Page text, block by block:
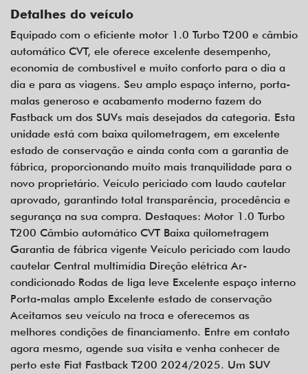
Detalhes do veículo
Equipado com o eficiente motor 1.0 Turbo T200 e câmbio
automático CVT, ele oferece excelente desempenho,
economia de combustível e muito conforto para o dia a
dia e para as viagens. Seu amplo espaço interno, porta-
malas generoso e acabamento moderno fazem do
Fastback um dos SUVs mais desejados da categoria. Esta
unidade está com baixa quilometragem, em excelente
estado de conservação e ainda conta com a garantia de
fábrica, proporcionando muito mais tranquilidade para o
novo proprietário. Veículo periciado com laudo cautelar
aprovado, garantindo total transparência, procedência e
segurança na sua compra. Destaques: Motor 1.0 Turbo
T200 Câmbio automático CVT Baixa quilometragem
Garantia de fábrica vigente Veículo periciado com laudo
cautelar Central multimídia Direção elétrica Ar-
condicionado Rodas de liga leve Excelente espaço interno
Porta-malas amplo Excelente estado de conservação
Aceitamos seu veículo na troca e oferecemos as
melhores condições de financiamento. Entre em contato
agora mesmo, agende sua visita e venha conhecer de
perto este Fiat Fastback T200 2024/2025. Um SUV